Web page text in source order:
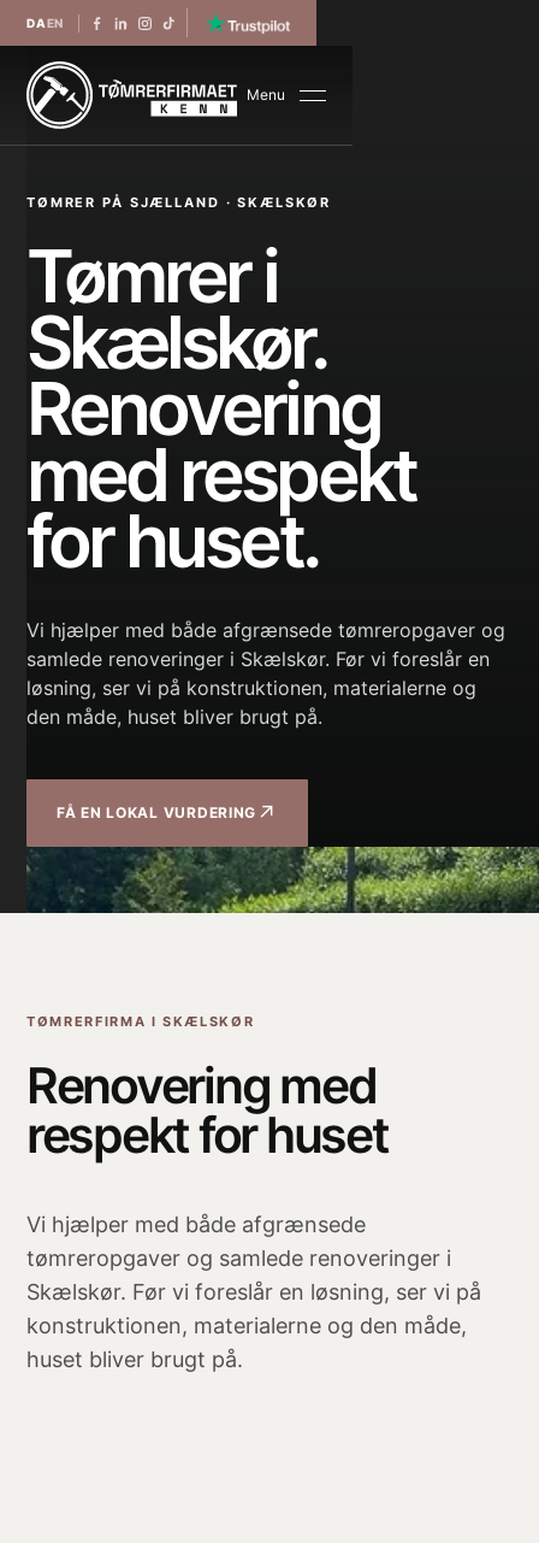
DAEN
Menu
TØMRER PÅ SJÆLLAND · SKÆLSKØR
Tømrer i
Skælskør.
Renovering
med respekt
for huset.
Vi hjælper med både afgrænsede tømreropgaver og
samlede renoveringer i Skælskør. Før vi foreslår en
løsning, ser vi på konstruktionen, materialerne og
den måde, huset bliver brugt på.
FÅ EN LOKAL VURDERING ↗
TØMRERFIRMA I SKÆLSKØR
Renovering med
respekt for huset
Vi hjælper med både afgrænsede
tømreropgaver og samlede renoveringer i
Skælskør. Før vi foreslår en løsning, ser vi på
konstruktionen, materialerne og den måde,
huset bliver brugt på.